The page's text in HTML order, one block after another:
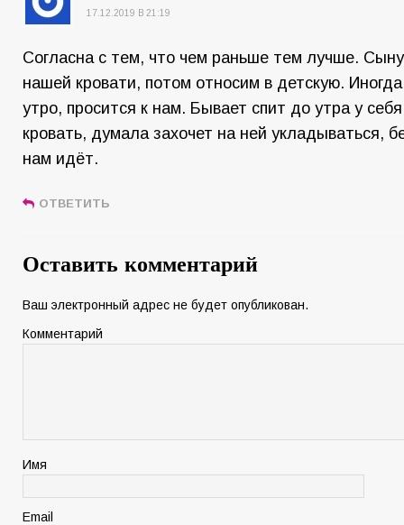
17.12.2019 В 21:19
Согласна с тем, что чем раньше тем лучше.
нашей кровати, потом относим в детскую.
утро, просится к нам. Бывает спит до утра у
кровать, думала захочет на ней укладываться,
нам идёт.
ОТВЕТИТЬ
Оставить комментарий
Ваш электронный адрес не будет опубликован.
Комментарий
Имя
Email